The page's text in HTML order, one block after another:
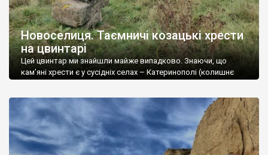
Новоселиця. Таємничі козацькі хрести
на цвинтарі
Цей цвинтар ми знайшли майже випадково. Знаючи, що
кам’яні хрести є у сусідніх селах – Катеринополі (колишнє
“приросла” до Катеринополя й має пряму дорогу на
Колодисте, а там велике родовище пісковиків, теж може
мати давньоукраїнські козацькі хрести. Вже у […]